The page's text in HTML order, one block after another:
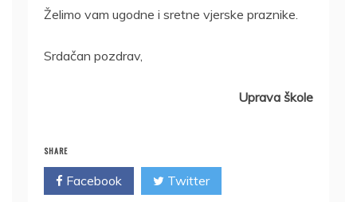
Želimo vam ugodne i sretne vjerske praznike.
Srdačan pozdrav,
Uprava škole
SHARE
Facebook Twitter